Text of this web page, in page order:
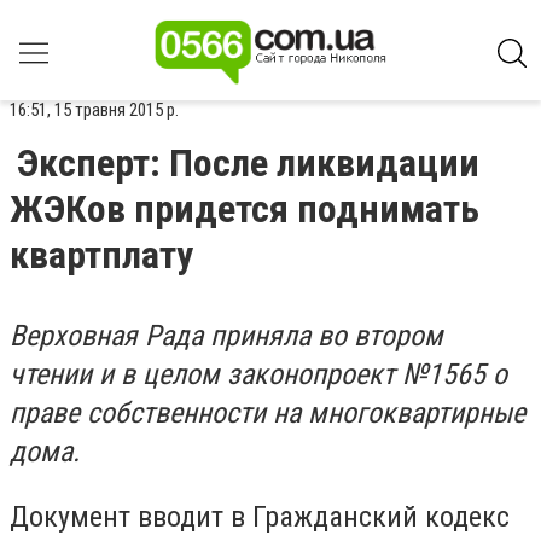
16:51, 15 травня 2015 р.
Эксперт: После ликвидации
ЖЭКов придется поднимать
квартплату
Верховная Рада приняла во втором
чтении и в целом законопроект №1565 о
праве собственности на многоквартирные
дома.
Документ вводит в Гражданский кодекс